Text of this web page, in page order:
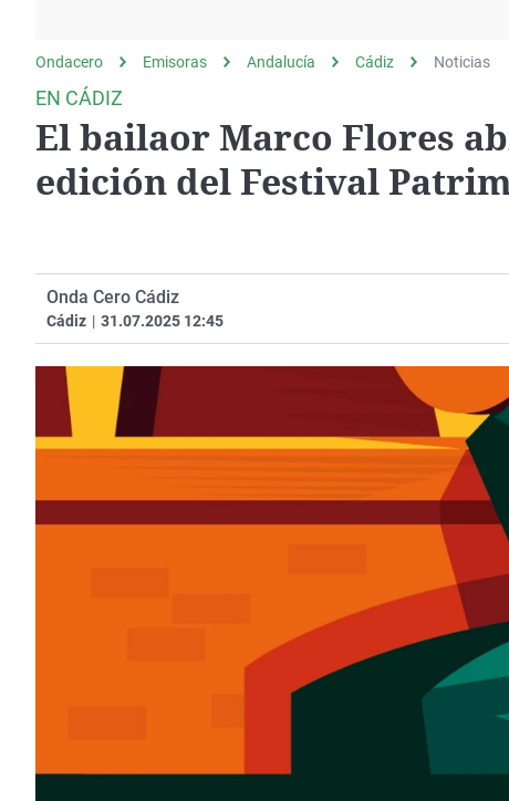
Operación Viuda
Negra
Ondacero Emisoras Andalucía Cádiz Noticias
EN CÁDIZ
El bailaor Marco Flores
edición del Festival
Onda Cero Cádiz
Cádiz | 31.07.2025 12:45